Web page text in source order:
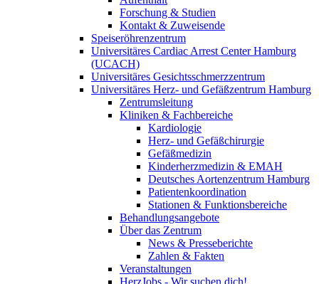
Forschung & Studien
Kontakt & Zuweisende
Speiseröhrenzentrum
Universitäres Cardiac Arrest Center Hamburg
(UCACH)
Universitäres Gesichtsschmerzzentrum
Universitäres Herz- und Gefäßzentrum Hamburg
Zentrumsleitung
Kliniken & Fachbereiche
Kardiologie
Herz- und Gefäßchirurgie
Gefäßmedizin
Kinderherzmedizin & EMAH
Deutsches Aortenzentrum Hamburg
Patientenkoordination
Stationen & Funktionsbereiche
Behandlungsangebote
Über das Zentrum
News & Presseberichte
Zahlen & Fakten
Veranstaltungen
HerzJobs - Wir suchen dich!